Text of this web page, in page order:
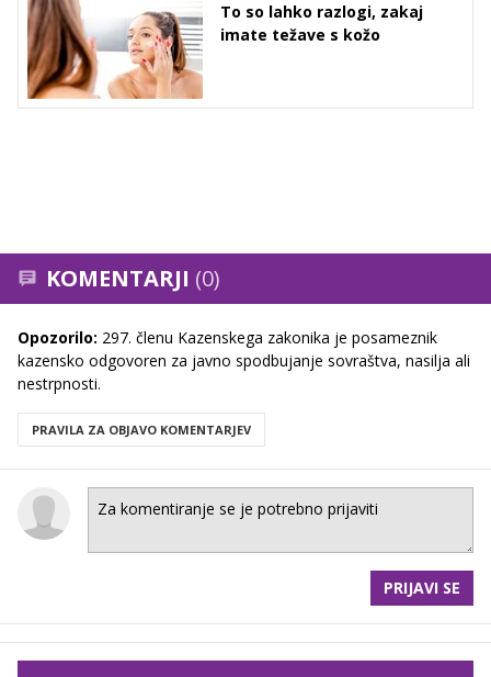
To so lahko razlogi, zakaj
imate težave s kožo
KOMENTARJI (0)
Opozorilo: 297. členu Kazenskega zakonika je posameznik
kazensko odgovoren za javno spodbujanje sovraštva, nasilja ali
nestrpnosti.
PRAVILA ZA OBJAVO KOMENTARJEV
PRIJAVI SE